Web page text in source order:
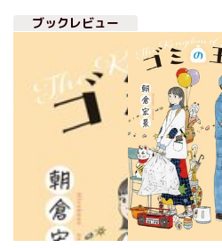
ブックレビュー